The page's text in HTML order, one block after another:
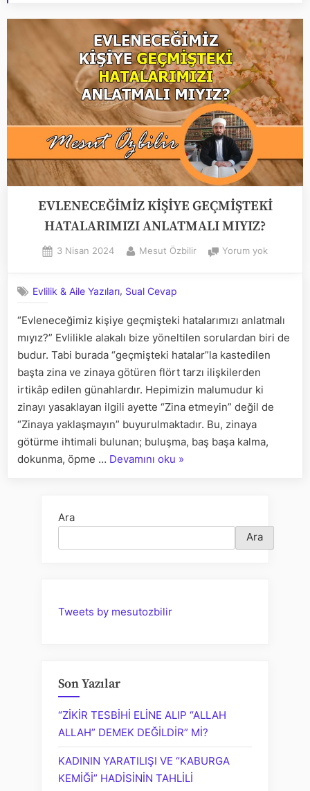
EVLENECEĞİMİZ KİŞİYE GEÇMİŞTEKİ
HATALARIMIZI ANLATMALI MIYIZ?
Posted
3 Nisan 2024 By
Mesut Özbilir Yorum yok
MIYIZ?
Evlilik & Aile Yazıları, Sual Cevap
“Evleneceğimiz kişiye geçmişteki hatalarımızı anlatmalı
mıyız?” Evlilikle alakalı bize yöneltilen sorulardan biri de
budur. Tabi burada “geçmişteki hatalar”la kastedilen
başta zina ve zinaya götüren flört tarzı ilişkilerden
irtikâp edilen günahlardır. Hepimizin malumudur ki
zinayı yasaklayan ilgili ayette “Zina etmeyin” değil de
“Zinaya yaklaşmayın” buyurulmaktadır. Bu, zinaya
götürme ihtimali bulunan; buluşma, baş başa kalma,
dokunma, öpme … Devamını oku “EVLENECEĞİMİZ
ANLATMALI
»
Ara
Ara
Tweets by mesutozbilir
Son Yazılar
“ZİKİR TESBİHİ ELİNE ALIP “ALLAH
ALLAH” DEMEK DEĞİLDİR” Mİ?
KADININ YARATILIŞI VE “KABURGA
KEMİĞİ” HADİSİNİN TAHLİLİ